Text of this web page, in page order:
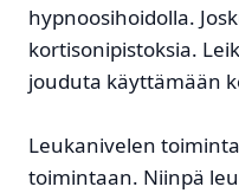
hypnoosihoidolla.
kortisonipistoksia.
jouduta käyttämään
Leukanivelen
toimintaan. Niinpä